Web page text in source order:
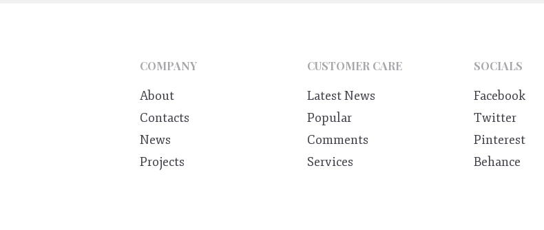
COMPANY
About
Contacts
News
Projects
CUSTOMER CARE
Latest News
Popular
Comments
Services
SOCIALS
Facebook
Twitter
Pinterest
Behance